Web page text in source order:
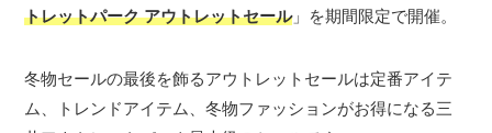
トレットパーク アウトレットセール」を期間限定で開催。
冬物セールの最後を飾るアウトレットセールは定番アイテ
ム、トレンドアイテム、冬物ファッションがお得になる三